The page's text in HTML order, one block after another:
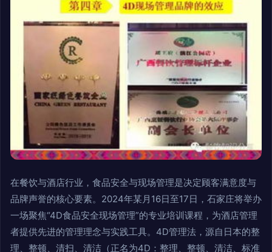
在餐饮与酒店行业，食品安全与现场管理是决定顾客满意度与
品牌声誉的核心要素。2024年某月16日至17日，石家庄将举办
一场聚焦“4D食品安全现场管理”的专业培训课程，为酒店管理
者提供先进的管理理念与实践工具。4D管理法，源自日本的整
理、整顿、清扫、清洁（正名为4D：整理、整顿、清洁、标准